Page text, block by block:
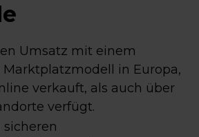
Umsatz mit einem
in Europa,
verkauft, als auch über
verfügt.
sicheren